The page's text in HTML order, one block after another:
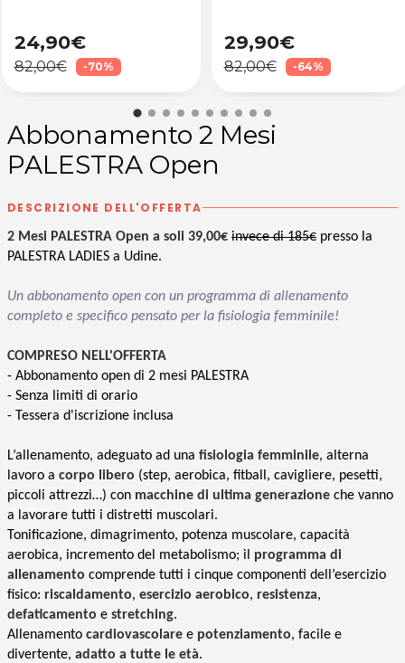
24,90€
82,00€ -70%
29,90€
82,00€ -64%
Abbonamento 2 Mesi
PALESTRA Open
DESCRIZIONE DELL'OFFERTA
2 Mesi PALESTRA Open a soli 39,00€ invece di 185€ presso la
PALESTRA LADIES a Udine.
Un abbonamento open con un programma di allenamento
completo e specifico pensato per la fisiologia femminile!
COMPRESO NELL'OFFERTA
- Abbonamento open di 2 mesi PALESTRA
- Senza limiti di orario
- Tessera d'iscrizione inclusa
L’allenamento, adeguato ad una fisiologia femminile, alterna
lavoro a corpo libero (step, aerobica, fitball, cavigliere, pesetti,
piccoli attrezzi…) con macchine di ultima generazione che vanno
a lavorare tutti i distretti muscolari.
Tonificazione, dimagrimento, potenza muscolare, capacità
aerobica, incremento del metabolismo; il programma di
allenamento comprende tutti i cinque componenti dell’esercizio
fisico: riscaldamento, esercizio aerobico, resistenza,
defaticamento e stretching.
Allenamento cardiovascolare e potenziamento, facile e
divertente, adatto a tutte le età.